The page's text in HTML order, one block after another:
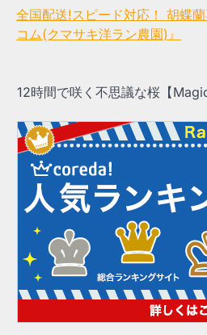
全国配送!スピード対応！ 胡蝶
コム(クマサキ洋ラン農園)』
12時間で咲く不思議な桜【Magic